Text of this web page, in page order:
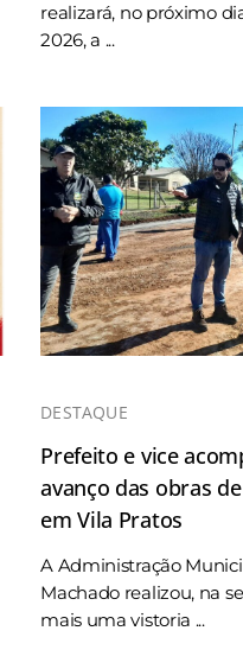
realizará, no próximo
2026, a ...
DESTAQUE
Prefeito e vice
avanço das obras
em Vila Pratos
A Administração
Machado realizou, na
mais uma vistoria ...